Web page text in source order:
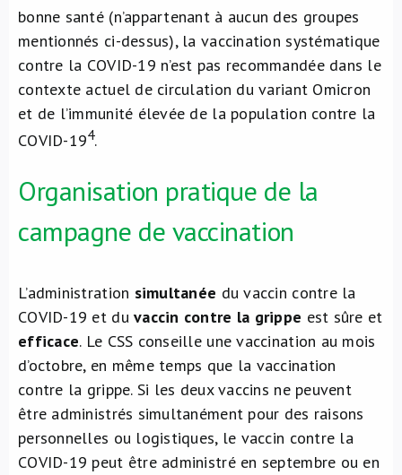
bonne santé (n’appartenant à aucun des groupes
mentionnés ci-dessus), la vaccination systématique
contre la COVID-19 n’est pas recommandée dans le
contexte actuel de circulation du variant Omicron
et de l’immunité élevée de la population contre la
COVID-194.
Organisation pratique de la
campagne de vaccination
L’administration simultanée du vaccin contre la
COVID-19 et duvaccin contre la grippe est sûre et
efficace. Le CSS conseille une vaccination au mois
d’octobre, en même temps que la vaccination
contre la grippe. Si les deux vaccins ne peuvent
être administrés simultanément pour des raisons
personnelles ou logistiques, le vaccin contre la
COVID-19 peut être administré en septembre ou en